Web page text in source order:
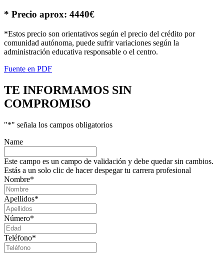
* Precio aprox: 4440€
*Estos precio son orientativos según el precio del crédito por
comunidad autónoma, puede sufrir variaciones según la
administración educativa responsable o el centro.
Fuente en PDF
TE INFORMAMOS SIN
COMPROMISO
"*" señala los campos obligatorios
Name
Este campo es un campo de validación y debe quedar sin cambios.
Estás a un solo clic de hacer despegar tu carrera profesional
Nombre*
Apellidos*
Número*
Teléfono*